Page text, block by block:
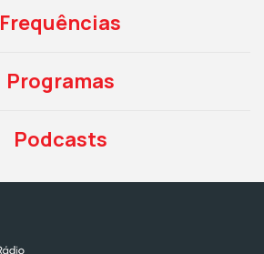
Frequências
Programas
Podcasts